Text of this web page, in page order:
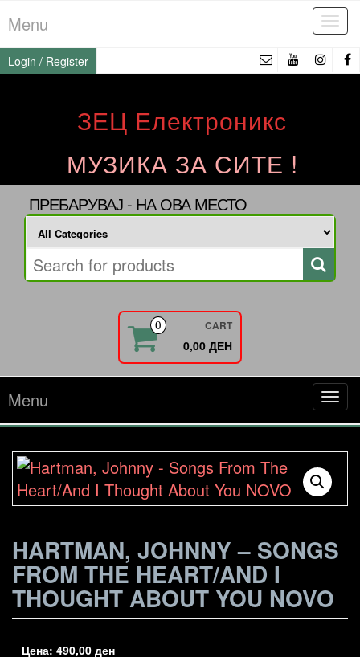
to
the
content
Menu
Login / Register
ЗЕЦ Електроникс
МУЗИКА ЗА СИТЕ !
ПРЕБАРУВАЈ - НА ОВА МЕСТО
0 CART
0,00 ДЕН
Menu
HARTMAN, JOHNNY – SONGS
FROM THE HEART/AND I
THOUGHT ABOUT YOU NOVO
Цена: 490,00 ден